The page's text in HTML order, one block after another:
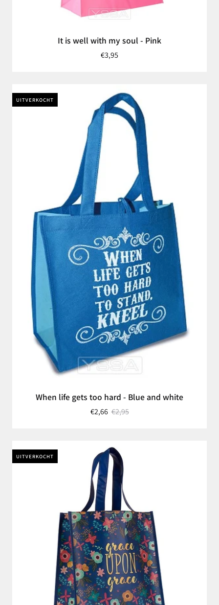
It is well with my soul - Pink
€3,95
UITVERKOCHT
When life gets too hard - Blue and white
€2,66 €2,95
UITVERKOCHT